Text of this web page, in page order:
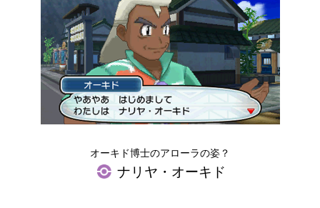
交換する
冒険の舞台
ストーリー
登場人物
オーキド博士のアローラの姿？
ナリヤ・オーキド